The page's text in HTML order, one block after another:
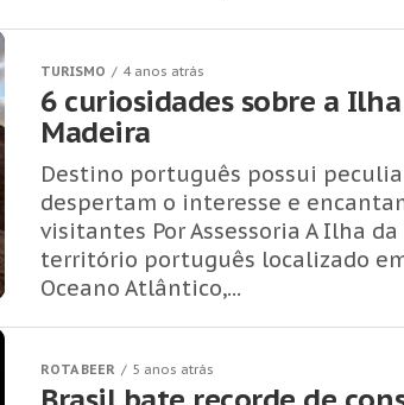
TURISMO 4 anos atrás
6 curiosidades sobre a
Madeira
Destino português possui
despertam o interesse e
visitantes Por Assessoria A Ilha
território português localizado
Oceano Atlântico,...
ROTA BEER 5 anos atrás